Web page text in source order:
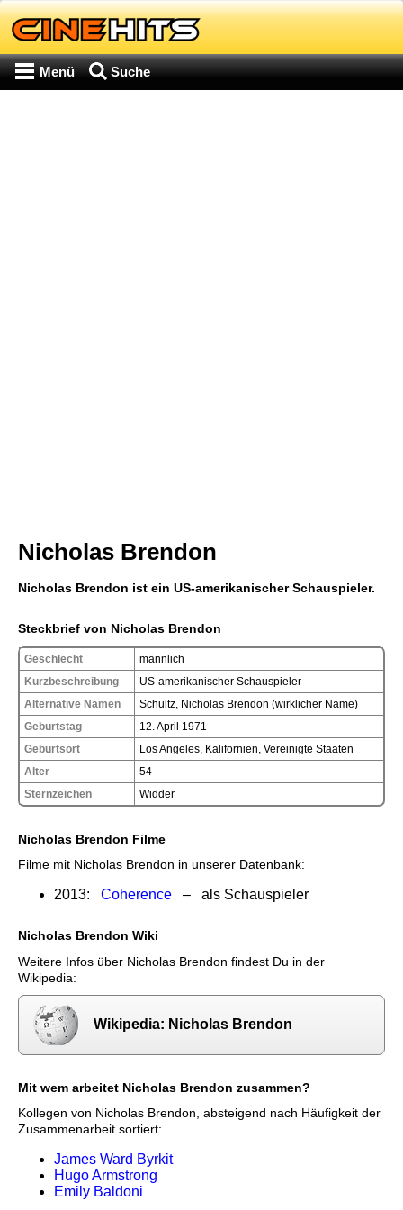
Menü Suche
Nicholas Brendon
Nicholas Brendon ist ein US-amerikanischer Schauspieler.
Steckbrief von Nicholas Brendon
Geschlecht
männlich
Kurzbeschreibung
US-amerikanischer Schauspieler
Alternative Namen
Schultz, Nicholas Brendon (wirklicher Name)
Geburtstag
12. April 1971
Geburtsort
Los Angeles, Kalifornien, Vereinigte Staaten
Alter
54
Sternzeichen
Widder
Nicholas Brendon Filme
Filme mit Nicholas Brendon in unserer Datenbank:
2013: Coherence – als Schauspieler
Nicholas Brendon Wiki
Weitere Infos über Nicholas Brendon findest Du in der
Wikipedia:
Wikipedia: Nicholas Brendon
Mit wem arbeitet Nicholas Brendon zusammen?
Kollegen von Nicholas Brendon, absteigend nach Häufigkeit der
Zusammenarbeit sortiert:
James Ward Byrkit
Hugo Armstrong
Emily Baldoni